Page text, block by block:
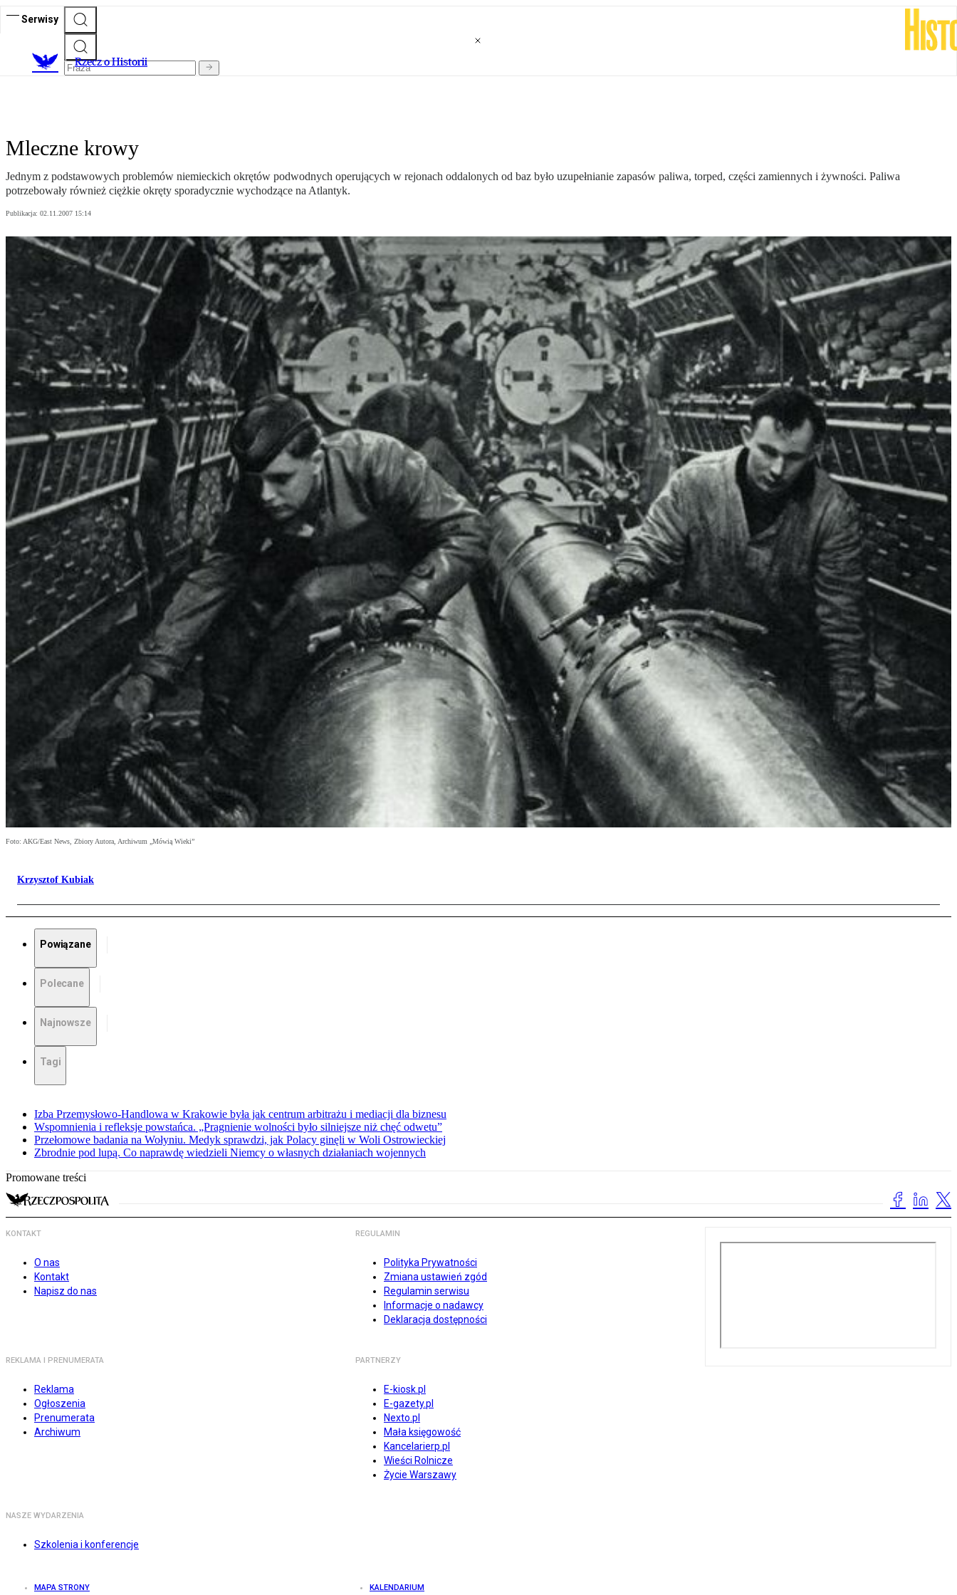
Serwisy
Rzecz o Historii
Mleczne krowy
Jednym z podstawowych problemów niemieckich okrętów podwodnych operujących w rejonach oddalonych od baz było uzupełnianie zapasów paliwa, torped, części zamiennych i żywności. Paliwa
potrzebowały również ciężkie okręty sporadycznie wychodzące na Atlantyk.
Publikacja: 02.11.2007 15:14
Foto: AKG/East News, Zbiory Autora, Archiwum „Mówią Wieki”
Krzysztof Kubiak
Powiązane
Polecane
Najnowsze
Tagi
Izba Przemysłowo-Handlowa w Krakowie była jak centrum arbitrażu i mediacji dla biznesu
Wspomnienia i refleksje powstańca. „Pragnienie wolności było silniejsze niż chęć odwetu”
Przełomowe badania na Wołyniu. Medyk sprawdzi, jak Polacy ginęli w Woli Ostrowieckiej
Zbrodnie pod lupą. Co naprawdę wiedzieli Niemcy o własnych działaniach wojennych
Promowane treści
KONTAKT
O nas
Kontakt
Napisz do nas
REGULAMIN
Polityka Prywatności
Zmiana ustawień zgód
Regulamin serwisu
Informacje o nadawcy
Deklaracja dostępności
REKLAMA I PRENUMERATA
Reklama
Ogłoszenia
Prenumerata
Archiwum
PARTNERZY
E-kiosk.pl
E-gazety.pl
Nexto.pl
Mała księgowość
Kancelarierp.pl
Wieści Rolnicze
Życie Warszawy
NASZE WYDARZENIA
Szkolenia i konferencje
MAPA STRONY KALENDARIUM